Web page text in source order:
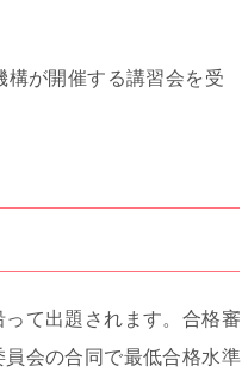
構が開催する講習会を受
て出題されます。合格審
会の合同で最低合格水準